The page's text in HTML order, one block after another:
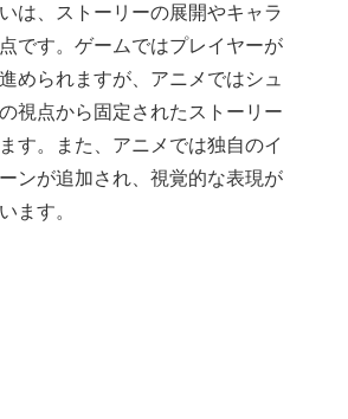
は、ストーリーの展開やキャラ
です。ゲームではプレイヤーが
められますが、アニメではシュ
視点から固定されたストーリー
す。また、アニメでは独自のイ
ンが追加され、視覚的な表現が
ます。